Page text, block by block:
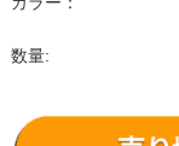
数量: